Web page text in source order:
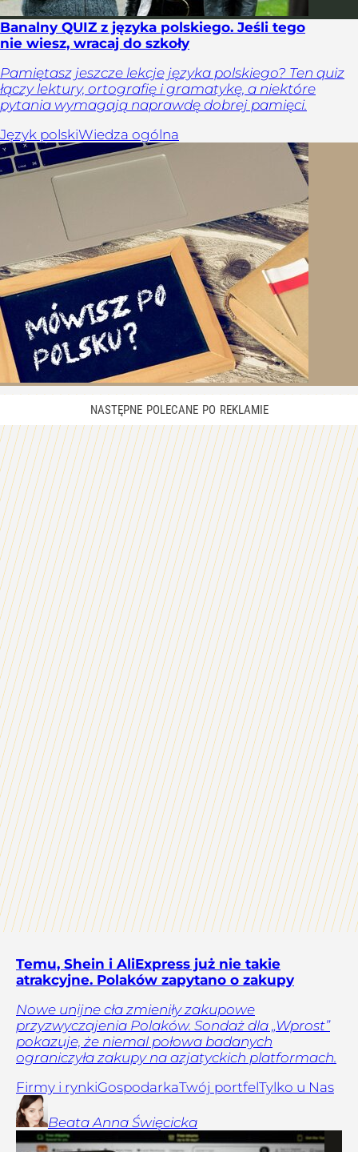
Banalny QUIZ z języka polskiego. Jeśli tego
nie wiesz, wracaj do szkoły
Pamiętasz jeszcze lekcje języka polskiego? Ten quiz
łączy lektury, ortografię i gramatykę, a niektóre
pytania wymagają naprawdę dobrej pamięci.
Język polskiWiedza ogólna
Temu, Shein i AliExpress już nie takie
atrakcyjne. Polaków zapytano o zakupy
Nowe unijne cła zmieniły zakupowe
przyzwyczajenia Polaków. Sondaż dla „Wprost”
pokazuje, że niemal połowa badanych
ograniczyła zakupy na azjatyckich platformach.
Firmy i rynkiGospodarkaTwój portfelTylko u Nas
Beata Anna Święcicka